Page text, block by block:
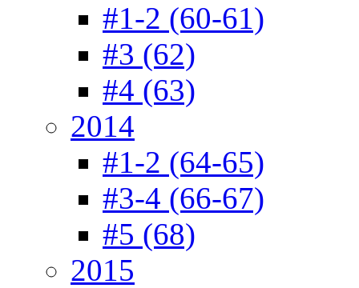
#1-2 (60-61)
#3 (62)
#4 (63)
2014
#1-2 (64-65)
#3-4 (66-67)
#5 (68)
2015